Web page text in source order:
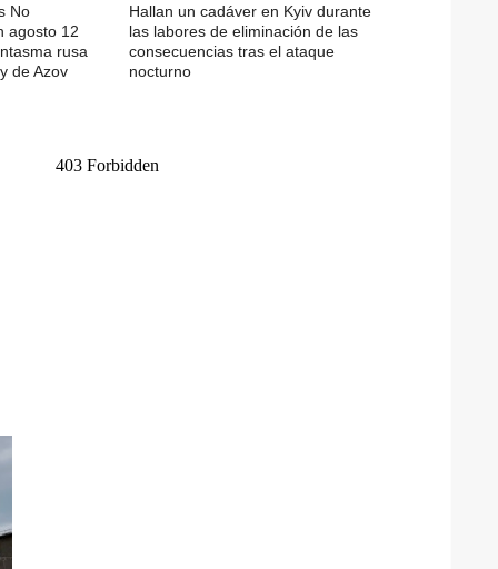
No
agosto 12
rusa
de Azov
Hallan un cadáver en Kyiv durante
las labores de eliminación de las
consecuencias tras el ataque
nocturno